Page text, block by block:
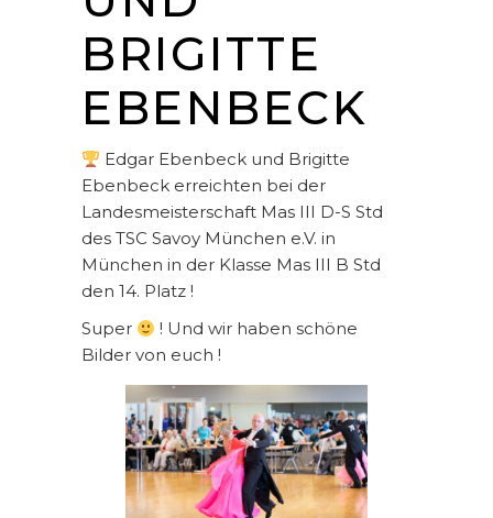
BRIGITTE
EBENBECK
Edgar Ebenbeck und Brigitte
Ebenbeck erreichten bei der
Landesmeisterschaft Mas III D-S Std
des TSC Savoy München e.V. in
München in der Klasse Mas III B Std
den 14. Platz !
Super
! Und wir haben schöne
Bilder von euch !